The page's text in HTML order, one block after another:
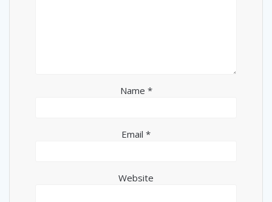
Name *
Email *
Website